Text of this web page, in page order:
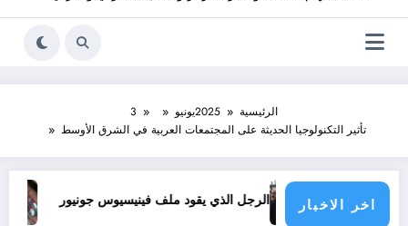
الرئيسية 2025يونيو
3
تأثير التكنولوجيا الحديثة على المجتمعات العربية في الشرق الأوسط
اخر الاخبارالأطراف الرجل الذي يقود ملف فينيسيوس جونيور قانون المؤثرات العقلية في الجزائر